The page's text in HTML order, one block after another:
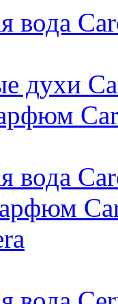
вода
духи
вода